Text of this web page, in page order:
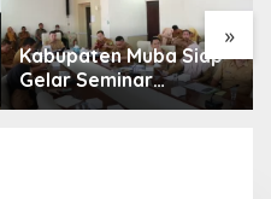
»
GKR Hemas Dorong
RUU Bahasa Daerah
Jaga Identitas Bangsa